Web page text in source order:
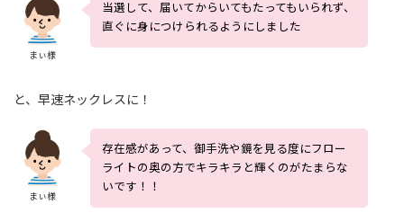
まぃ様
当選して、届いてからいてもたってもいられず、
直ぐに身につけられるようにしました
と、早速ネックレスに！
まぃ様
存在感があって、御手洗や鏡を見る度にフロー
ライトの奥の方でキラキラと輝くのがたまらな
いです！！